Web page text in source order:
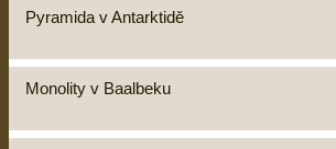
Pyramida v Antarktidě
Monolity v Baalbeku